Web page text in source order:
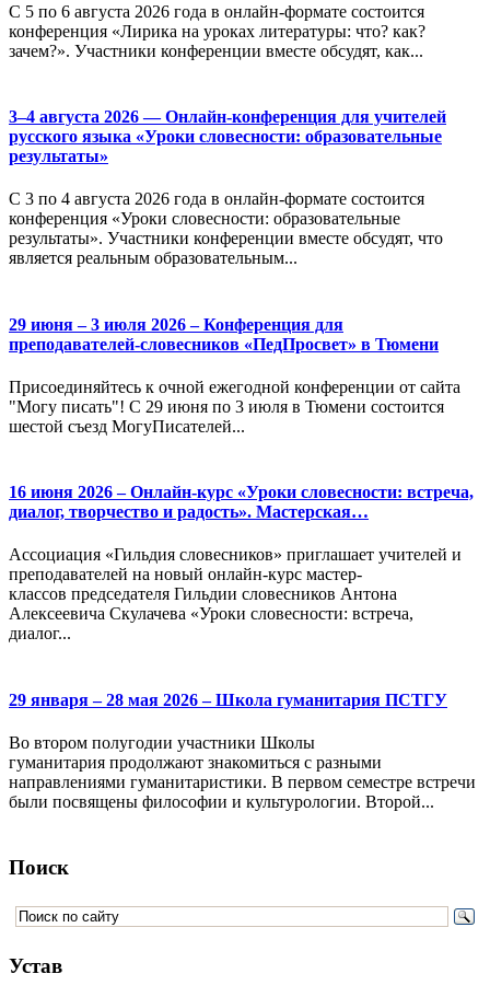
С 5 по 6 августа 2026 года в онлайн-формате состоится
конференция «Лирика на уроках литературы: что? как?
зачем?». Участники конференции вместе обсудят, как...
3–4 августа 2026 — Онлайн-конференция для учителей
русского языка «Уроки словесности: образовательные
результаты»
С 3 по 4 августа 2026 года в онлайн-формате состоится
конференция «Уроки словесности: образовательные
результаты». Участники конференции вместе обсудят, что
является реальным образовательным...
29 июня – 3 июля 2026 – Конференция для
преподавателей-словесников «ПедПросвет» в Тюмени
Присоединяйтесь к очной ежегодной конференции от сайта
"Могу писать"! С 29 июня по 3 июля в Тюмени состоится
шестой съезд МогуПисателей...
16 июня 2026 – Онлайн-курс «Уроки словесности: встреча,
диалог, творчество и радость». Мастерская…
Ассоциация «Гильдия словесников» приглашает учителей и
преподавателей на новый онлайн-курс мастер-
классов председателя Гильдии словесников Антона
Алексеевича Скулачева «Уроки словесности: встреча,
диалог...
29 января – 28 мая 2026 – Школа гуманитария ПСТГУ
Во втором полугодии участники Школы
гуманитария продолжают знакомиться с разными
направлениями гуманитаристики. В первом семестре встречи
были посвящены философии и культурологии. Второй...
Поиск
Устав